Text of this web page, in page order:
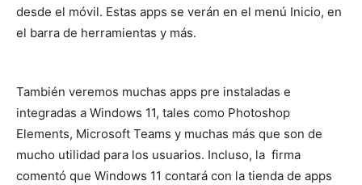
desde el móvil. Estas apps se verán en el menú Inicio, en
el barra de herramientas y más.
También veremos muchas apps pre instaladas e
integradas a Windows 11, tales como Photoshop
Elements, Microsoft Teams y muchas más que son de
mucho utilidad para los usuarios. Incluso, la firma
comentó que Windows 11 contará con la tienda de apps